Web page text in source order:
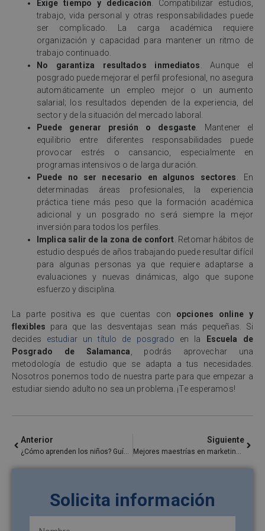
Exige tiempo y dedicación. Compatibilizar estudios,
trabajo, vida personal y otras responsabilidades puede
ser complicado. La carga académica requiere
organización y capacidad para mantener un ritmo de
trabajo continuado.
No garantiza resultados inmediatos. Aunque el
posgrado puede mejorar el perfil profesional, no asegura
automáticamente un empleo mejor o un aumento
salarial; los resultados dependen de la experiencia, del
sector y de la situación del mercado laboral.
Puede generar presión o desgaste. Mantener el
equilibrio entre diferentes responsabilidades puede
provocar estrés o cansancio, especialmente en
programas intensivos o de larga duración.
Puede no ser necesario en algunos sectores. En
determinadas áreas profesionales, la experiencia
práctica tiene más peso que la formación académica
adicional y un posgrado no será siempre la mejor
inversión para todos los perfiles.
Implica salir de la zona de confort. Retomar hábitos de
estudio después de años trabajando puede resultar difícil
para algunas personas ya que requiere adaptarse a
evaluaciones y nuevas dinámicas, algo que supone
esfuerzo y disciplina.
La parte positiva es que cuentas con opciones online y
flexibles para que las desventajas sean más pequeñas. Si
decides estudiar un título de posgrado en la
Escuela de
Posgrado de Salamanca, podrás aprovechar una
metodología de estudio que se adapta a tus necesidades.
Nosotros ponemos todo de nuestra parte para que empezar a
estudiar siendo adulto no sea un problema. ¡Te esperamos!
Anterior Siguiente
Solicita información